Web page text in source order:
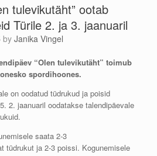
tulevikutäht” ootab
Türile 2. ja 3. jaanuaril
by Janika Vingel
“Olen tulevikutäht” toimub
spordihoones.
on oodatud tüdrukud ja poisid
2. jaanuaril oodatakse talendipäevale
saata 2-3
tüdrukut ja 2-3 poissi. Kogunemisele